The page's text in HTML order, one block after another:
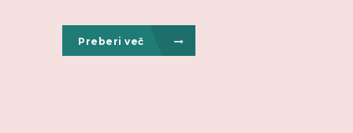
Preberi več